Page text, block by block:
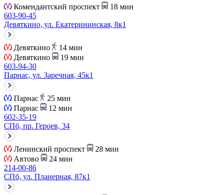
Комендантский проспект
18 мин
603-90-45
Девяткино, ул. Екатерининская, 8к1
Девяткино
14 мин
Девяткино
19 мин
603-94-30
Парнас, ул. Заречная, 45к1
Парнас
25 мин
Парнас
12 мин
602-35-19
СПб, пр. Героев, 34
Ленинский проспект
28 мин
Автово
24 мин
214-00-86
СПб, ул. Планерная, 87к1